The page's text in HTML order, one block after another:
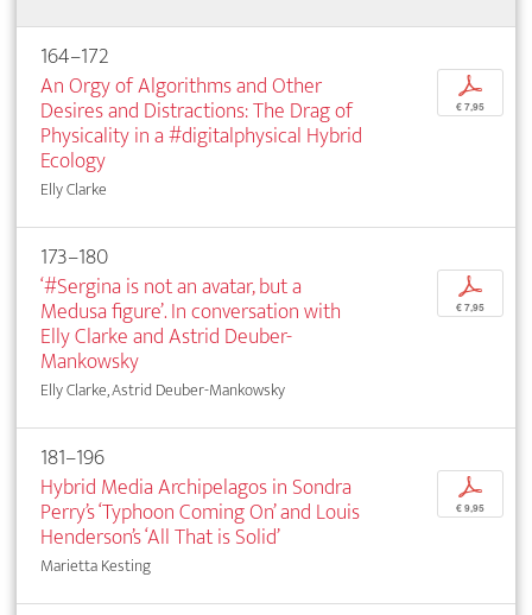
164–172
An Orgy of Algorithms and Other
Desires and Distractions: The Drag of
Physicality in a #digitalphysical Hybrid
Ecology
Elly Clarke
p
€ 7,95
173–180
‘#Sergina is not an avatar, but a
Medusa figure’. In conversation with
Elly Clarke and Astrid Deuber-
Mankowsky
Elly Clarke, Astrid Deuber-Mankowsky
p
€ 7,95
181–196
Hybrid Media Archipelagos in Sondra
Perry’s ‘Typhoon Coming On’ and Louis
Henderson’s ‘All That is Solid’
Marietta Kesting
p
€ 9,95